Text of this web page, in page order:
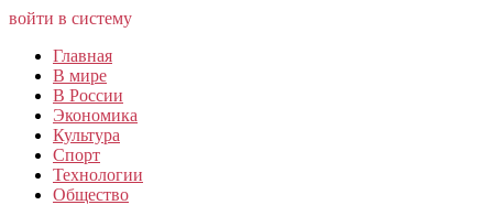
войти в систему
Главная
В мире
В России
Экономика
Культура
Спорт
Технологии
Общество